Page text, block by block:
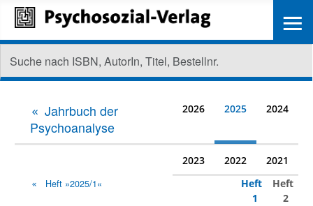
Jahrbuch der
Psychoanalyse
2026 2025 2024
2023 2022 2021
Heft »2025/1«
Heft
1
Heft
2
≡